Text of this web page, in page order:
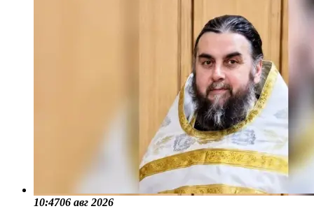
10:4706 авг 2026